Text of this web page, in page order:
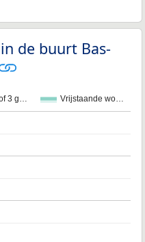
de buurt Bas-
3 g… Vrijstaande wo…